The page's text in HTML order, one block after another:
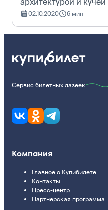
архитектурой и
центра в виде шатра
Купибилет…
02.10.2020 6 мин
Сервис билетных лазеек
Компания
Главное о Купибилете
Контакты
Пресс-центр
Партнерская программа